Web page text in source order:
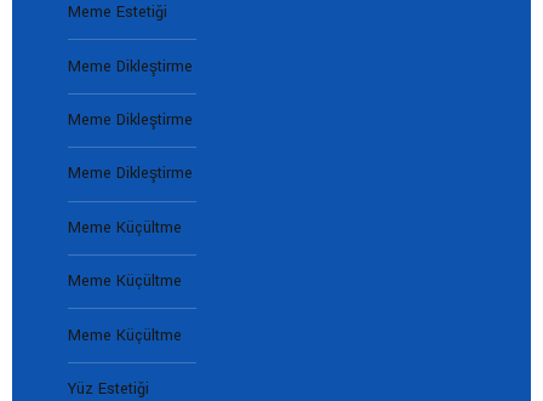
Meme Estetiği
Meme Dikleştirme
Meme Dikleştirme
Meme Dikleştirme
Meme Küçültme
Meme Küçültme
Meme Küçültme
Yüz Estetiği